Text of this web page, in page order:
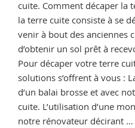
cuite. Comment décaper la
la terre cuite consiste à se
venir à bout des anciennes
d’obtenir un sol prêt à
Pour décaper votre terre
solutions s’offrent à vous :
d’un balai brosse et avec
cuite. L’utilisation d’une
notre rénovateur décirant …